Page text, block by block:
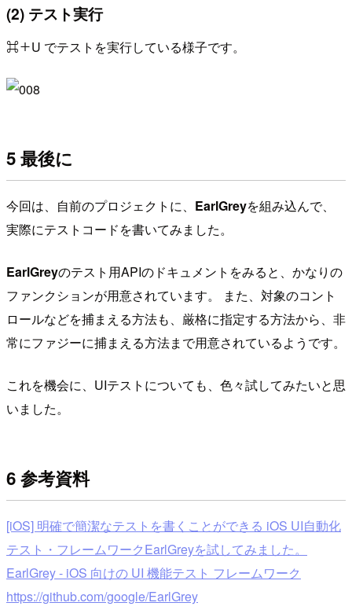
(2) テスト実行
⌘＋U でテストを実行している様子です。
5 最後に
今回は、自前のプロジェクトに、 EarlGreyを組み込んで、
実際にテストコードを書いてみました。
EarlGreyのテスト用APIのドキュメントをみると、かなりの
ファンクションが用意されています。 また、対象のコント
ロールなどを捕まえる方法も、厳格に指定する方法から、非
常にファジーに捕まえる方法まで用意されているようです。
これを機会に、UIテストについても、色々試してみたいと思
いました。
6 参考資料
[iOS] 明確で簡潔なテストを書くことができる iOS UI自動化
テスト・フレームワークEarlGreyを試してみました。
EarlGrey - iOS 向けの UI 機能テスト フレームワーク
https://github.com/google/EarlGrey